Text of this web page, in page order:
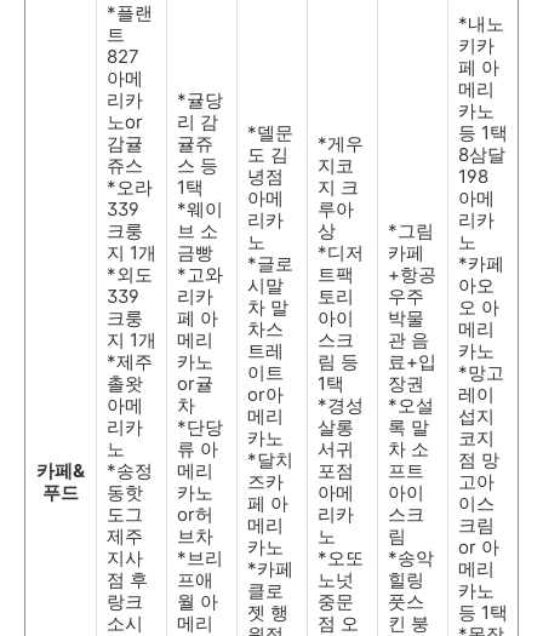
카페&
푸드
*플랜
트
827
아메
리카
노or
감귤
쥬스
*오라
339
크룽
지 1개
*외도
339
크룽
지 1개
*제주
촐왓
아메
리카
노
*송정
동핫
도그
제주
지사
점 후
랑크
소시
*귤당
리 감
귤쥬
스 등
1택
*웨이
브 소
금빵
*고와
리카
페 아
메리
카노
or귤
차
*단당
류 아
메리
카노
or허
브차
*브리
프애
월 아
메리
*델문
도 김
녕점
아메
리카
노
*글로
시말
차 말
차스
트레
이트
or아
메리
카노
*달치
즈카
페 아
메리
카노
*카페
클로
젯 행
*게우
지코
지 크
루아
상
*디저
트팩
토리
아이
스크
림 등
1택
*경성
살롱
서귀
포점
아메
리카
노
*오또
노넛
중문
점 오
*그림
카페
+항공
우주
박물
관 음
료+입
장권
*오설
록 말
차 소
프트
아이
스크
림
*송악
힐링
풋스
킨 붕
*내노
키카
페 아
메리
카노
등 1택
8삼달
198
아메
리카
노
*카페
아오
오 아
메리
카노
*망고
레이
섭지
코지
점 망
고아
이스
크림
or 아
메리
카노
등 1택